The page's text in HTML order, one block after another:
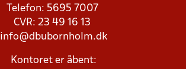
Telefon: 5695 7007
CVR: 23 49 16 13
info@dbubornholm.dk
Kontoret er åbent: